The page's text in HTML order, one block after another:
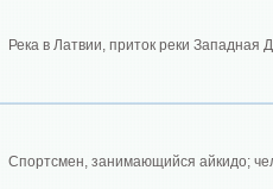
Река в Латвии, приток реки Западная
Спортсмен, занимающийся айкидо;